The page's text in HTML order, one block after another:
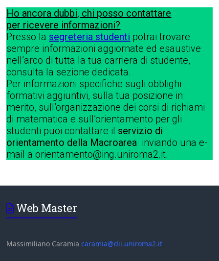
Ho ancora dubbi, chi posso contattare
per ricevere informazioni?
Presso la segreteria studenti potrai trovare
sempre informazioni aggiornate ed esaustive
nell’arco di tutta la tua carriera di studente,
consulta la sezione dedicata.
Per informazioni specifiche sugli obblighi
formativi aggiuntivi, sulla tua posizione in
merito, sull’organizzazione dei corsi di richiami
di matematica e sull’orientamento per gli
studenti puoi contattare il servizio di
orientamento della Macroarea inviando una e-
mail a orientamento@ing.uniroma2.it.
Web Master
Massimiliano Caramiacaramia@dii.uniroma2.it